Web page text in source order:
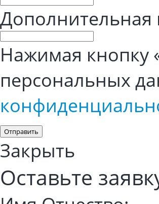
Нажимая кнопку
персональных
Отправить
Закрыть
Оставьте